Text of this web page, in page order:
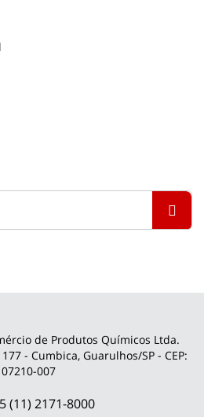
de Produtos Químicos Ltda.
- Cumbica, Guarulhos/SP - CEP:
07210-007
(11) 2171-8000